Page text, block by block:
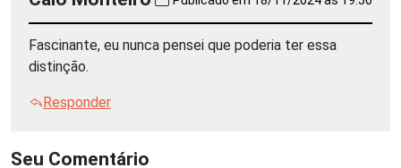
Fascinante, eu nunca pensei que poderia ter essa
distinção.
Responder
Seu Comentário